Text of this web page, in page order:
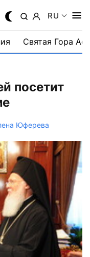
RU
Святая Гора
посетит
Юферева